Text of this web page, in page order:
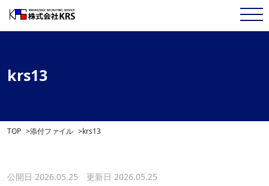
krs13
TOP 添付ファイル krs13
公開日 2026.05.25 更新日 2026.05.25